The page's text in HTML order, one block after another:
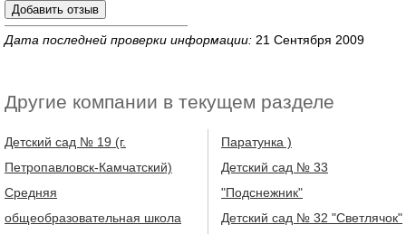
Дата последней проверки информации: 21 Сентября 2009
Другие компании в текущем разделе
Детский сад № 19 (г.
Петропавловск-Камчатский)
Средняя
общеобразовательная школа
Паратунка )
Детский сад № 33
"Подснежник"
Детский сад № 32 "Светлячок"